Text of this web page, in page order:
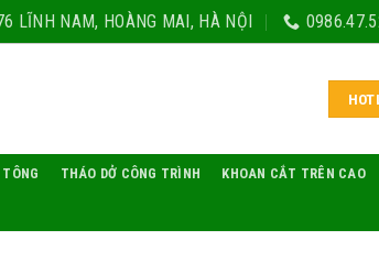
LĨNH NAM, HOÀNG MAI, HÀ NỘI
THÁO DỞ CÔNG TRÌNH KHOAN CẮT TRÊN CAO